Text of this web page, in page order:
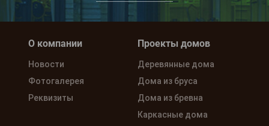
О компании
Новости
Фотогалерея
Реквизиты
Проекты домов
Деревянные дома
Дома из бруса
Дома из бревна
Каркасные дома